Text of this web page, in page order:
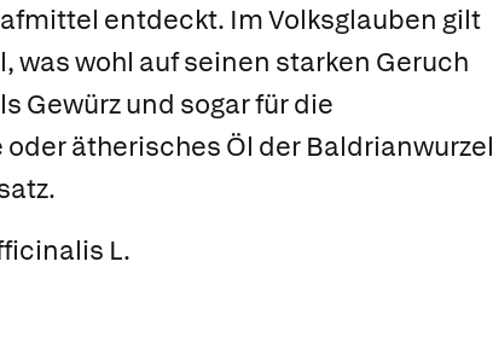
entdeckt. Im Volks­glauben gilt
wohl auf seinen starken Geruch
Gewürz und sogar für die
ätherisches Öl der Baldrianwurzel
L.